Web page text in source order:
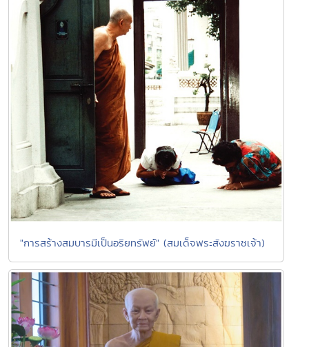
"การสร้างสมบารมีเป็นอริยทรัพย์" (สมเด็จพระสังฆราชเจ้า)